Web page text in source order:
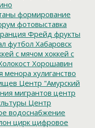
формирование
фотовыставка
Фрейд фрукты
футбол Хабаровск
с мячом хоккей с
Хорошавин
менора хулиганство
Центр "Амурский
мигрантов центр
Центр
водоснабжение
цирк цифровое